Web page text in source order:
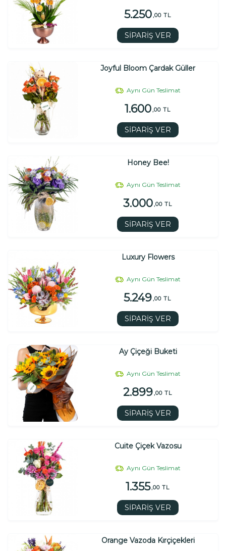
5.250 ,00 TL
SİPARİŞ VER
Joyful Bloom Çardak Güller
Aynı Gün Teslimat
1.600 ,00 TL
SİPARİŞ VER
Honey Bee!
Aynı Gün Teslimat
3.000 ,00 TL
SİPARİŞ VER
Luxury Flowers
Aynı Gün Teslimat
5.249 ,00 TL
SİPARİŞ VER
Ay Çiçeği Buketi
Aynı Gün Teslimat
2.899 ,00 TL
SİPARİŞ VER
Cuite Çiçek Vazosu
Aynı Gün Teslimat
1.355 ,00 TL
SİPARİŞ VER
Orange Vazoda Kırçiçekleri